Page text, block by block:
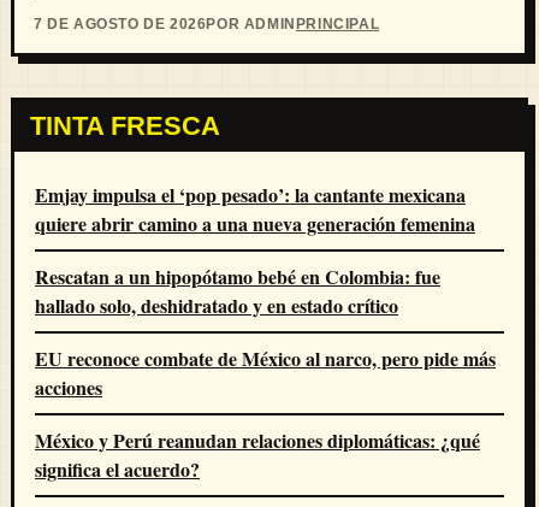
7 DE AGOSTO DE 2026POR ADMINPRINCIPAL
TINTA FRESCA
Emjay impulsa el ‘pop pesado’: la cantante mexicana
quiere abrir camino a una nueva generación femenina
Rescatan a un hipopótamo bebé en Colombia: fue
hallado solo, deshidratado y en estado crítico
EU reconoce combate de México al narco, pero pide más
acciones
México y Perú reanudan relaciones diplomáticas: ¿qué
significa el acuerdo?